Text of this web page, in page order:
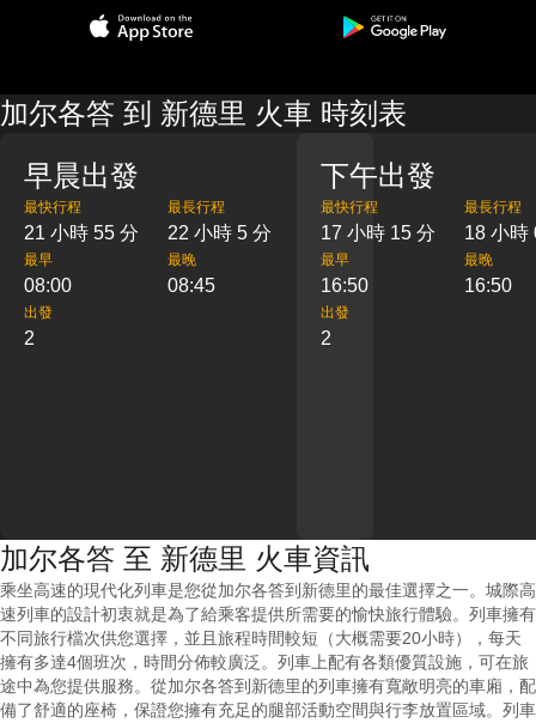
加尔各答 到 新德里 火車 時刻表
早晨出發
最快行程
21 小時 55 分
最長行程
22 小時 5 分
最早
08:00
最晚
08:45
出發
2
下午出發
最快行程
17 小時 15 分
最長行程
18 小時
最早
16:50
最晚
16:50
出發
2
加尔各答 至 新德里 火車資訊
乘坐高速的現代化列車是您從加尔各答到新德里的最佳選擇之一。城際高
速列車的設計初衷就是為了給乘客提供所需要的愉快旅行體驗。列車擁有
不同旅行檔次供您選擇，並且旅程時間較短（大概需要20小時），每天
擁有多達4個班次，時間分佈較廣泛。列車上配有各類優質設施，可在旅
途中為您提供服務。從加尔各答到新德里的列車擁有寬敞明亮的車廂，配
備了舒適的座椅，保證您擁有充足的腿部活動空間與行李放置區域。列車